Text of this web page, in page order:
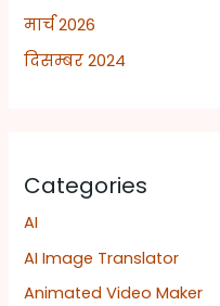
मार्च 2026
दिसम्बर 2024
Categories
AI
AI Image Translator
Animated Video Maker